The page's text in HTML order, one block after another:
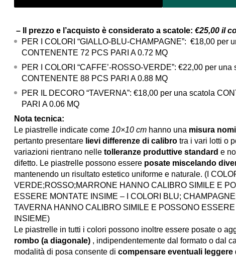
Rivestimenti
maiolica
10x10
-
Elios
Ceramiche
quantity
n
t
i
e
– Il prezzo e l’acquisto è considerato a scatole: €25,00 il
PER I COLORI “GIALLO-BLU-CHAMPAGNE”: €18,00 per
CONTENENTE 72 PCS PARI A 0.72 MQ
PER I COLORI “CAFFE’-ROSSO-VERDE”: €22,00 per una
CONTENENTE 88 PCS PARI A 0.88 MQ
PER IL DECORO “TAVERNA”: €18,00 per una scatola
PARI A 0.06 MQ
Nota tecnica:
Le piastrelle indicate come 10×10 cm hanno una misura
pertanto presentare lievi differenze di calibro tra i vari lotti o
variazioni rientrano nelle tolleranze produttive standard e
difetto. Le piastrelle possono essere posate miscelando
mantenendo un risultato estetico uniforme e naturale. (I
VERDE;ROSSO;MARRONE HANNO CALIBRO SIMILE E
ESSERE MONTATE INSIME – I COLORI BLU;
TAVERNA HANNO CALIBRO SIMILE E POSSONO
INSIEME)
Le piastrelle in tutti i colori possono inoltre essere posate o
rombo (a diagonale) , indipendentemente dal formato o dal
modalità di posa consente di compensare eventuali leggere